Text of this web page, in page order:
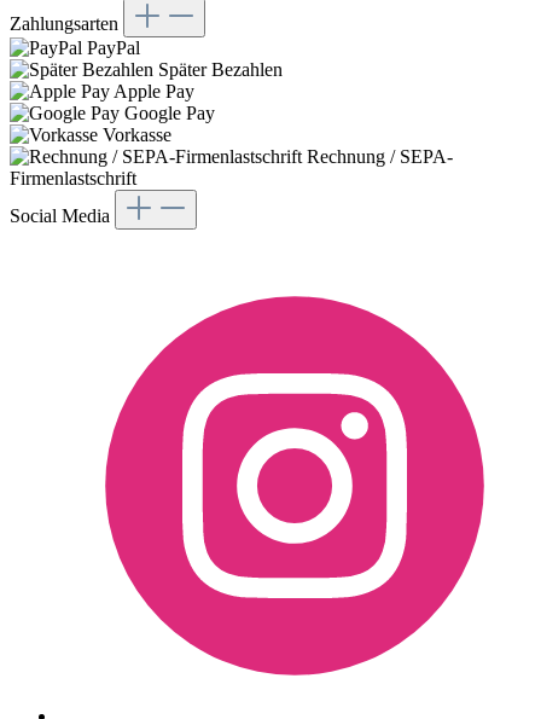
Zahlungsarten
PayPal
Später Bezahlen
Apple Pay
Google Pay
Vorkasse
Rechnung / SEPA-
Firmenlastschrift
Social Media